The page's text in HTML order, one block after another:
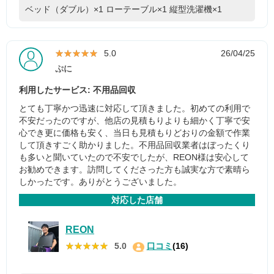
ベッド（ダブル）×1 ローテーブル×1 縦型洗濯機×1
★★★★★
★★★★★ 5.0
26/04/25
ぷに
利用したサービス: 不用品回収
とても丁寧かつ迅速に対応して頂きました。初めての利用で
不安だったのですが、他店の見積もりよりも細かく丁寧で安
心でき更に価格も安く、当日も見積もりどおりの金額で作業
して頂きすごく助かりました。不用品回収業者はぼったくり
も多いと聞いていたので不安でしたが、REON様は安心して
お勧めできます。訪問してくださった方も誠実な方で素晴ら
しかったです。ありがとうございました。
対応した店舗
REON
★★★★★
★★★★★ 5.0 口コミ(16)